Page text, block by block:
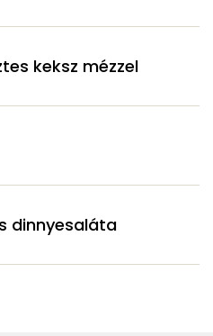
keksz mézzel
dinnyesaláta